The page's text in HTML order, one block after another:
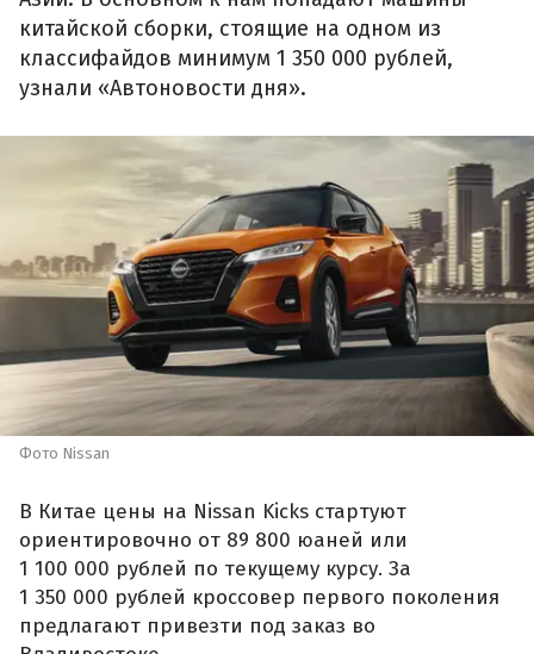
китайской сборки, стоящие на одном из
классифайдов минимум 1 350 000 рублей,
узнали «Автоновости дня».
Фото Nissan
В Китае цены на Nissan Kicks стартуют
ориентировочно от 89 800 юаней или
1 100 000 рублей по текущему курсу. За
1 350 000 рублей кроссовер первого поколения
предлагают привезти под заказ во